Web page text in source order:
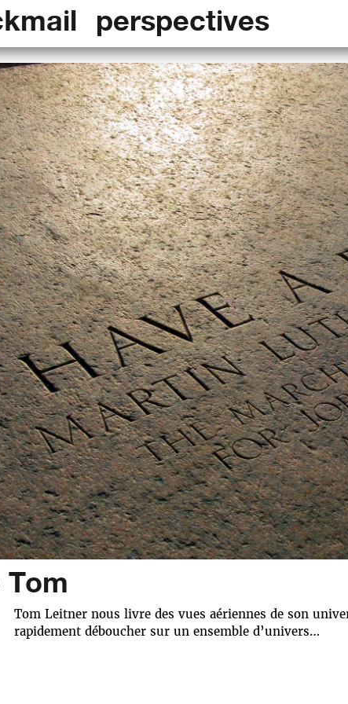
perspectives
Tom
Tom Leitner nous livre des vues aériennes de son
rapidement déboucher sur un ensemble d’univers…